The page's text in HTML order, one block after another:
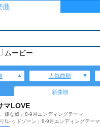
曲
ムービー
人気曲順
新曲順
マLOVE
嫌な奴」8-9月エンディングテーマ
!レッドゾーン」8-9月エンディングテーマ